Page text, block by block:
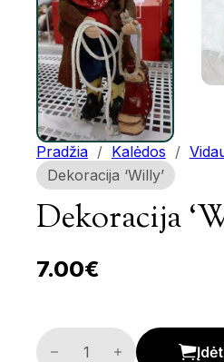
Pradžia / Kalėdos /
Dekoracija ‘Willy’
Dekoracija
7.00€
Dekoracija 'Willy' kiekis